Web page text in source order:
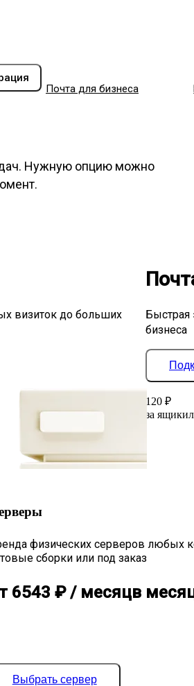
Почта для бизнеса
Нужную опцию можно
визиток до больших
Быстрая
бизнеса
120 ₽
за ящик
физических серверов любых
сборки или под заказ
6543 ₽/ месяцв
Выбрать сервер